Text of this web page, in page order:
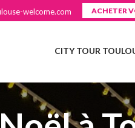
welcome.com ACHETER
CITY TOUR